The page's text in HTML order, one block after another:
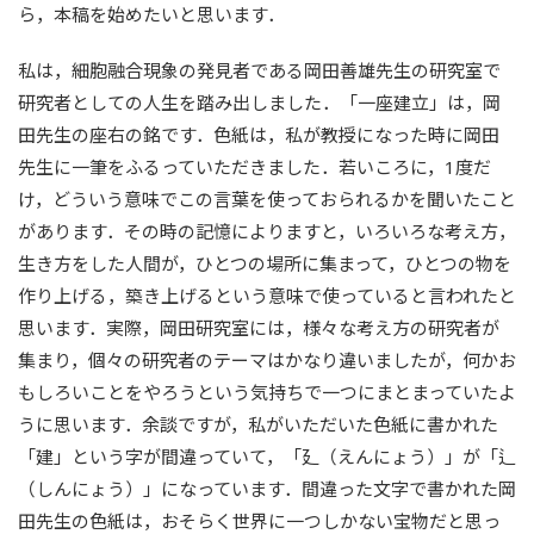
ら，本稿を始めたいと思います．
私は，細胞融合現象の発見者である岡田善雄先生の研究室で
研究者としての人生を踏み出しました．「一座建立」は，岡
田先生の座右の銘です．色紙は，私が教授になった時に岡田
先生に一筆をふるっていただきました．若いころに，1度だ
け，どういう意味でこの言葉を使っておられるかを聞いたこと
があります．その時の記憶によりますと，いろいろな考え方，
生き方をした人間が，ひとつの場所に集まって，ひとつの物を
作り上げる，築き上げるという意味で使っていると言われたと
思います．実際，岡田研究室には，様々な考え方の研究者が
集まり，個々の研究者のテーマはかなり違いましたが，何かお
もしろいことをやろうという気持ちで一つにまとまっていたよ
うに思います．余談ですが，私がいただいた色紙に書かれた
「建」という字が間違っていて，「廴（えんにょう）」が「辶
（しんにょう）」になっています．間違った文字で書かれた岡
田先生の色紙は，おそらく世界に一つしかない宝物だと思っ